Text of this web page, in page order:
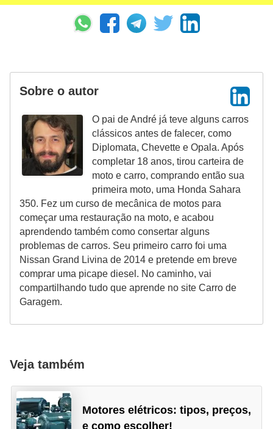
Sobre o autor
O pai de André já teve alguns carros
clássicos antes de falecer, como
Diplomata, Chevette e Opala. Após
completar 18 anos, tirou carteira de
moto e carro, comprando então sua
primeira moto, uma Honda Sahara
350. Fez um curso de mecânica de motos para
começar uma restauração na moto, e acabou
aprendendo também como consertar alguns
problemas de carros. Seu primeiro carro foi uma
Nissan Grand Livina de 2014 e pretende em breve
comprar uma picape diesel. No caminho, vai
compartilhando tudo que aprende no site Carro de
Garagem.
Veja também
Motores elétricos: tipos, preços,
e como escolher!